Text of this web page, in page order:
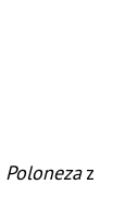
Polonezaz